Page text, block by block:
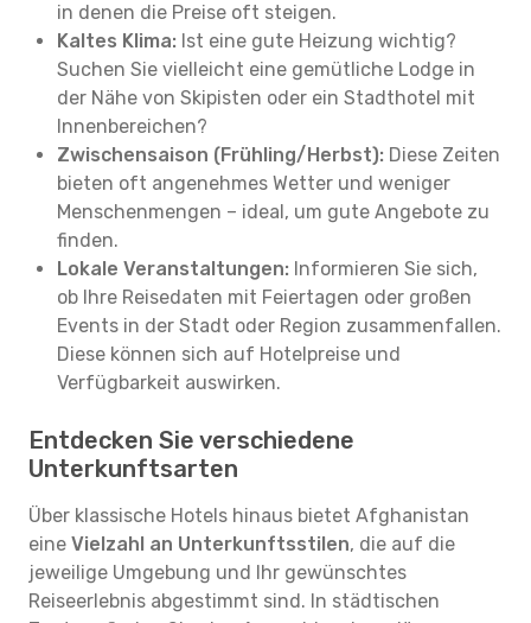
in denen die Preise oft steigen.
Kaltes Klima: Ist eine gute Heizung wichtig?
Suchen Sie vielleicht eine gemütliche Lodge in
der Nähe von Skipisten oder ein Stadthotel mit
Innenbereichen?
Zwischensaison (Frühling/Herbst): Diese Zeiten
bieten oft angenehmes Wetter und weniger
Menschenmengen – ideal, um gute Angebote zu
finden.
Lokale Veranstaltungen: Informieren Sie sich,
ob Ihre Reisedaten mit Feiertagen oder großen
Events in der Stadt oder Region zusammenfallen.
Diese können sich auf Hotelpreise und
Verfügbarkeit auswirken.
Entdecken Sie verschiedene
Unterkunftsarten
Über klassische Hotels hinaus bietet Afghanistan
eine Vielzahl an Unterkunftsstilen, die auf die
jeweilige Umgebung und Ihr gewünschtes
Reiseerlebnis abgestimmt sind. In städtischen